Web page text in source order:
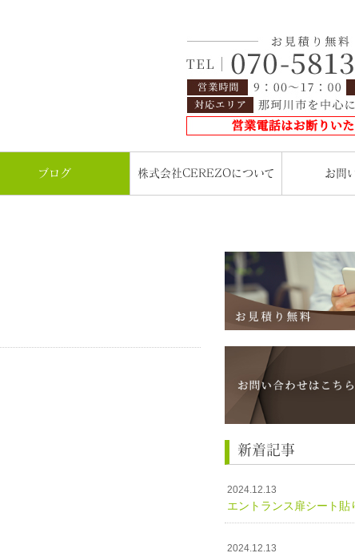
ブログ 株式会社CEREZOについて お問
新着記事
2024.12.13
エントランス扉シート貼
2024.12.13